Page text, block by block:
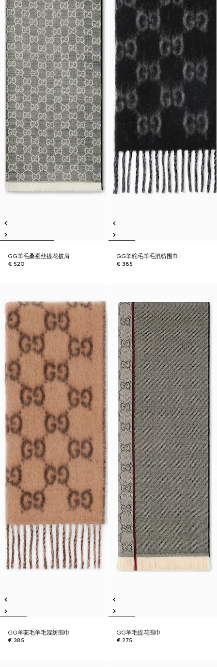
GG羊毛桑蚕丝提花披肩
€ 520
GG羊驼毛羊毛混纺围巾
€ 385
GG羊驼毛羊毛混纺围巾
€ 385
GG羊毛提花围巾
€ 275